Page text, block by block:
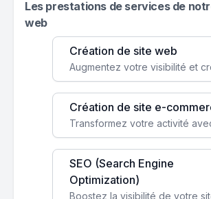
Les prestations de services de
web
Création de site web
Création de site e-
SEO (Search Engine
Optimization)